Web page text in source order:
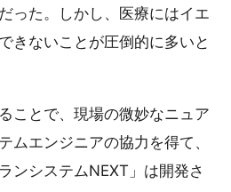
った。しかし、医療にはイエ
きないことが圧倒的に多いと
ことで、現場の微妙なニュア
ムエンジニアの協力を得て、
ンシステムNEXT」は開発さ